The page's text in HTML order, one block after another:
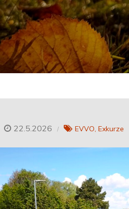
22.5.2026 EVVO Exkurze